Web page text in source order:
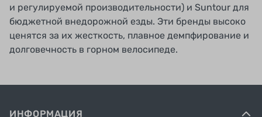
и регулируемой производительности) и Suntour для
бюджетной внедорожной езды. Эти бренды высоко
ценятся за их жесткость, плавное демпфирование и
долговечность в горном велосипеде.
ИНФОРМАЦИЯ